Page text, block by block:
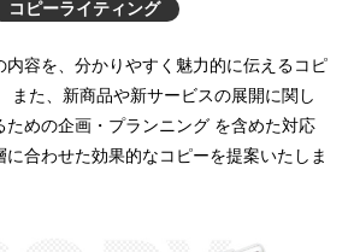
コピーライティング
内容を、分かりやすく魅力的に伝えるコピ
また、新商品や新サービスの展開に関し
ための企画・プランニング を含めた対応
に合わせた効果的なコピーを提案いたしま